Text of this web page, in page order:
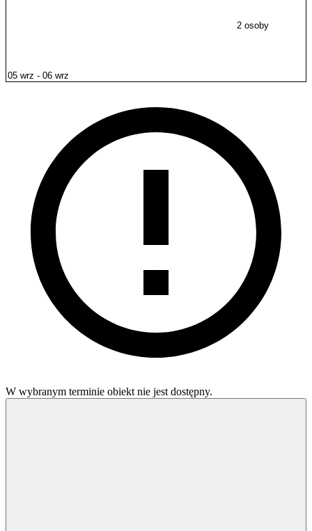
2 osoby
W wybranym terminie obiekt nie jest dostępny.